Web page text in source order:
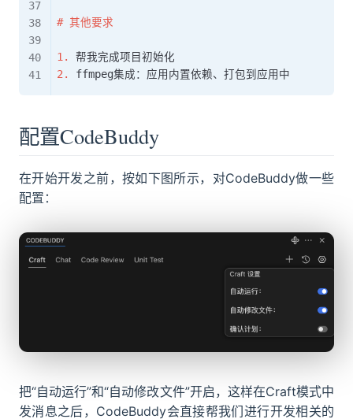
# 其他要求
1.
2.
配置CodeBuddy
在开始开发之前，按如下图所示，对CodeBuddy做一些
配置：
把“自动运行”和“自动修改文件”开启，这样在Craft模式中
发消息之后，CodeBuddy会直接帮我们进行开发相关的